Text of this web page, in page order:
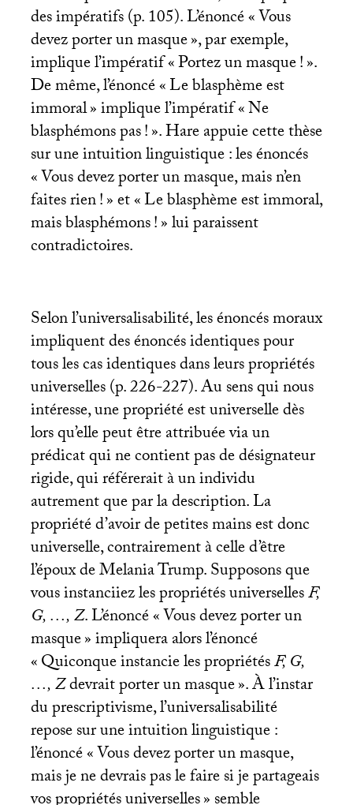
des impératifs (p. 105). L’énoncé «Vous
devez porter un masque», par exemple,
implique l’impératif «Portez un masque!».
De même, l’énoncé «Le blasphème est
immoral» implique l’impératif «Ne
blasphémons pas!». Hare appuie cette thèse
sur une intuition linguistique : les énoncés
«Vous devez porter un masque, mais n’en
faites rien!» et «Le blasphème est immoral,
mais blasphémons!» lui paraissent
contradictoires.
Selon l’universalisabilité, les énoncés moraux
impliquent des énoncés identiques pour
tous les cas identiques dans leurs propriétés
universelles (p. 226-227). Au sens qui nous
intéresse, une propriété est universelle dès
lors qu’elle peut être attribuée via un
prédicat qui ne contient pas de désignateur
rigide, qui référerait à un individu
autrement que par la description. La
propriété d’avoir de petites mains est donc
universelle, contrairement à celle d’être
l’époux de Melania Trump. Supposons que
vous instanciiez les propriétés universellesF,
G, …, Z. L’énoncé «Vous devez porter un
masque» impliquera alors l’énoncé
«Quiconque instancie les propriétésF, G,
…, Zdevrait porter un masque». À l’instar
du prescriptivisme, l’universalisabilité
repose sur une intuition linguistique :
l’énoncé «Vous devez porter un masque,
mais je ne devrais pas le faire si je partageais